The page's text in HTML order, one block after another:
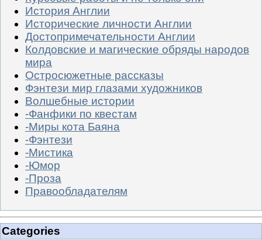
История Англии
Исторические личности Англии
Достопримечательности Англии
Колдовские и магические обряды народов
мира
Остросюжетные рассказы
Фэнтези мир глазами художников
Волшебные истории
-Фанфики по квестам
-Миры кота Баяна
-Фэнтези
-Мистика
-Юмор
-Проза
Правообладателям
Categories